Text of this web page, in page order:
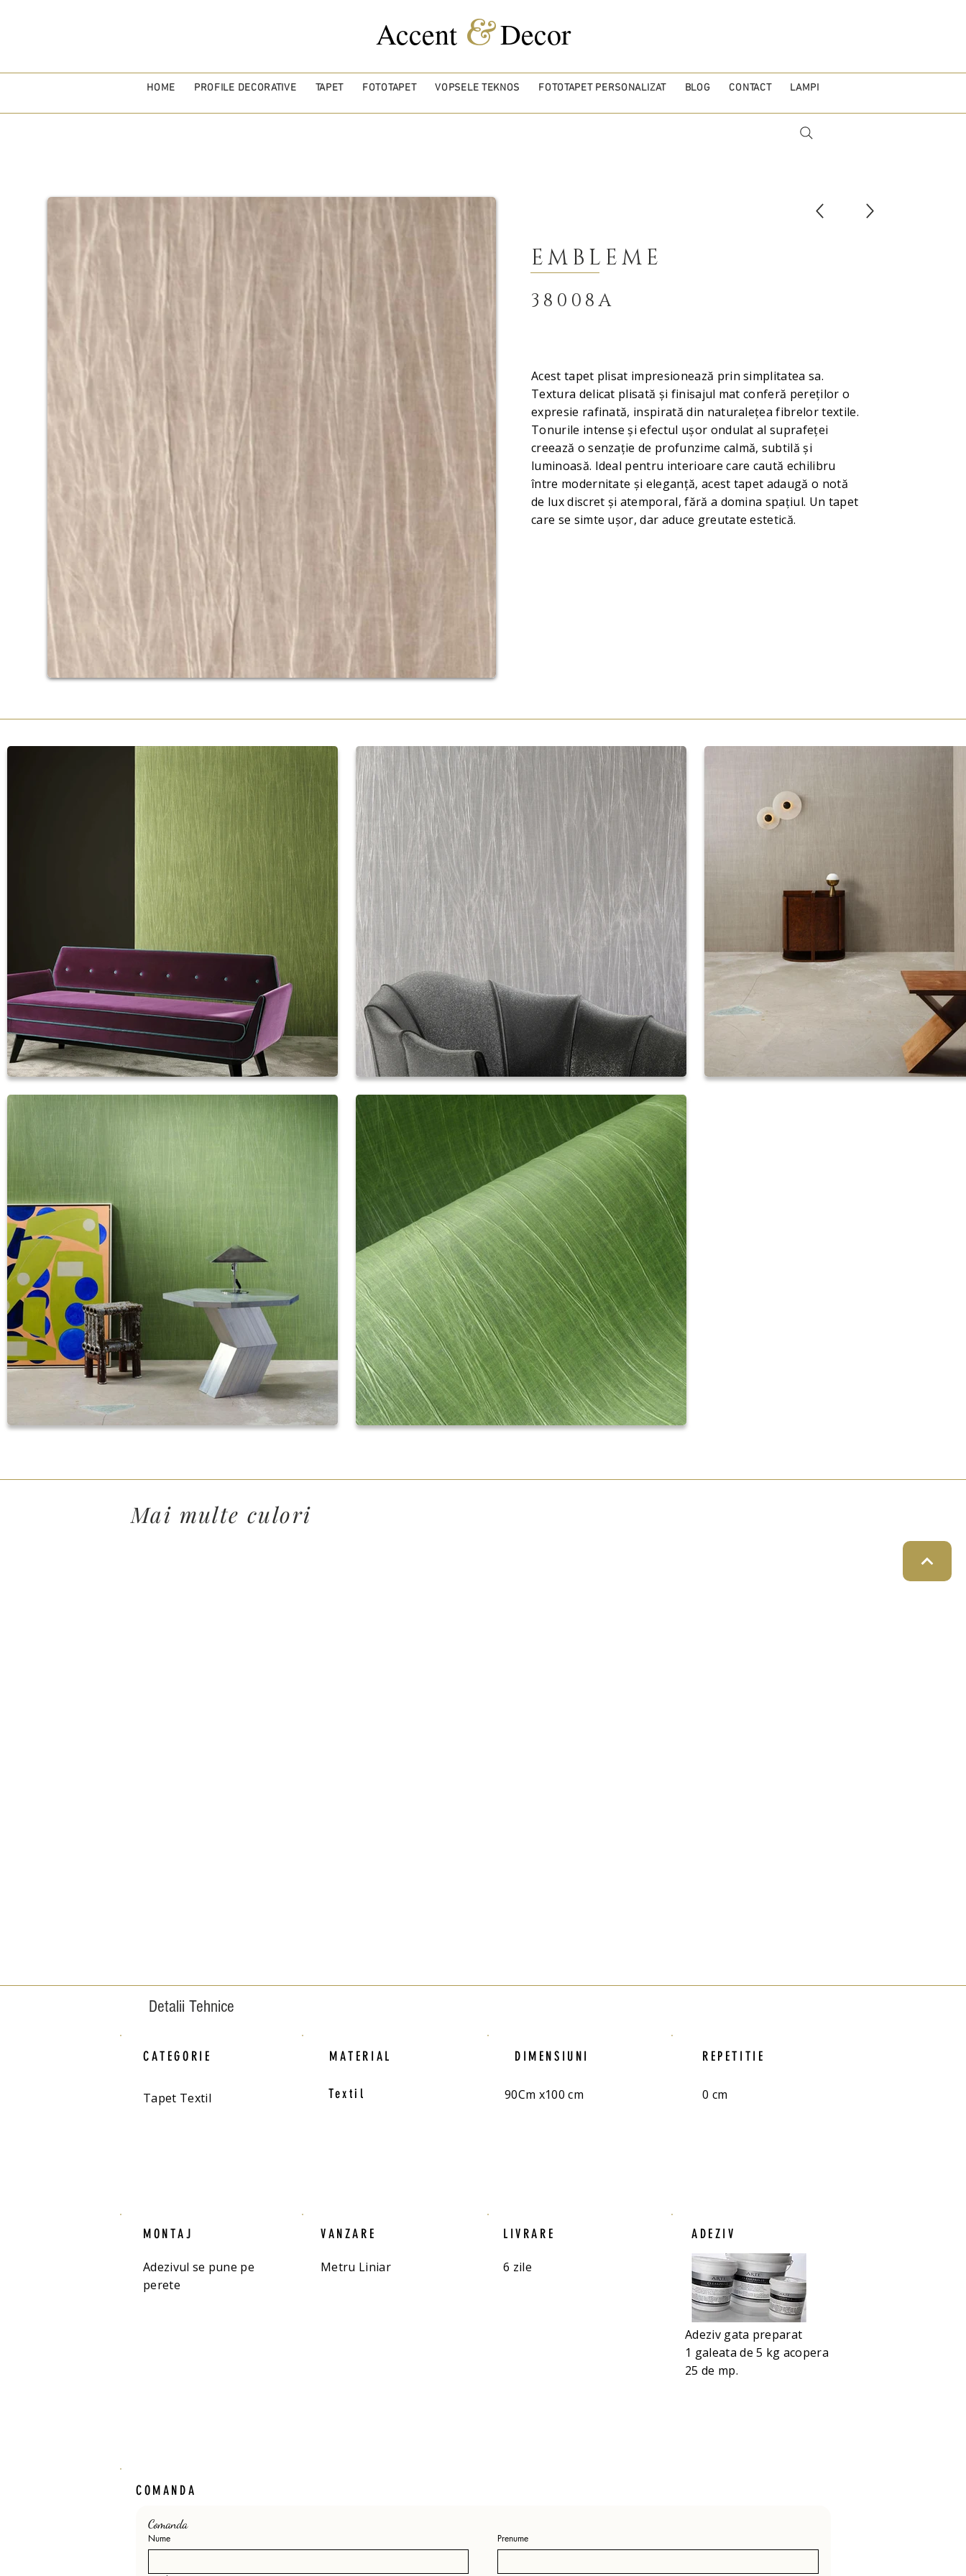
Accent &Decor
HOME PROFILE DECORATIVE TAPET FOTOTAPET VOPSELE TEKNOS FOTOTAPET PERSONALIZAT BLOG CONTACT LAMPI
EMBLEME
38008A
Acest tapet plisat impresionează prin simplitatea sa.
Textura delicat plisată și finisajul mat conferă pereților o
expresie rafinată, inspirată din naturalețea fibrelor textile.
Tonurile intense și efectul ușor ondulat al suprafeței
creează o senzație de profunzime calmă, subtilă și
luminoasă. Ideal pentru interioare care caută echilibru
între modernitate și eleganță, acest tapet adaugă o notă
de lux discret și atemporal, fără a domina spațiul. Un tapet
care se simte ușor, dar aduce greutate estetică.
Mai multe culori
Detalii Tehnice
CATEGORIE
Tapet Textil
MONTAJ
Adezivul se pune pe
perete
MATERIAL
Textil
VANZARE
Metru Liniar
DIMENSIUNI
90Cm x100 cm
LIVRARE
6 zile
REPETITIE
0 cm
ADEZIV
Adeziv gata preparat
1 galeata de 5 kg acopera
25 de mp.
COMANDA
Comanda
Nume Prenume